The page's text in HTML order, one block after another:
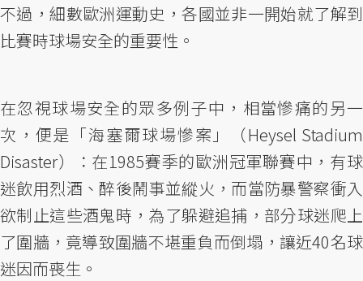
不過，細數歐洲運動史，各國並非一開始就了解到
比賽時球場安全的重要性。
在忽視球場安全的眾多例子中，相當慘痛的另一
次，便是「海塞爾球場慘案」（Heysel Stadium
Disaster）：在1985賽季的歐洲冠軍聯賽中，有球
迷飲用烈酒、醉後鬧事並縱火，而當防暴警察衝入
欲制止這些酒鬼時，為了躲避追捕，部分球迷爬上
了圍牆，竟導致圍牆不堪重負而倒塌，讓近40名球
迷因而喪生。